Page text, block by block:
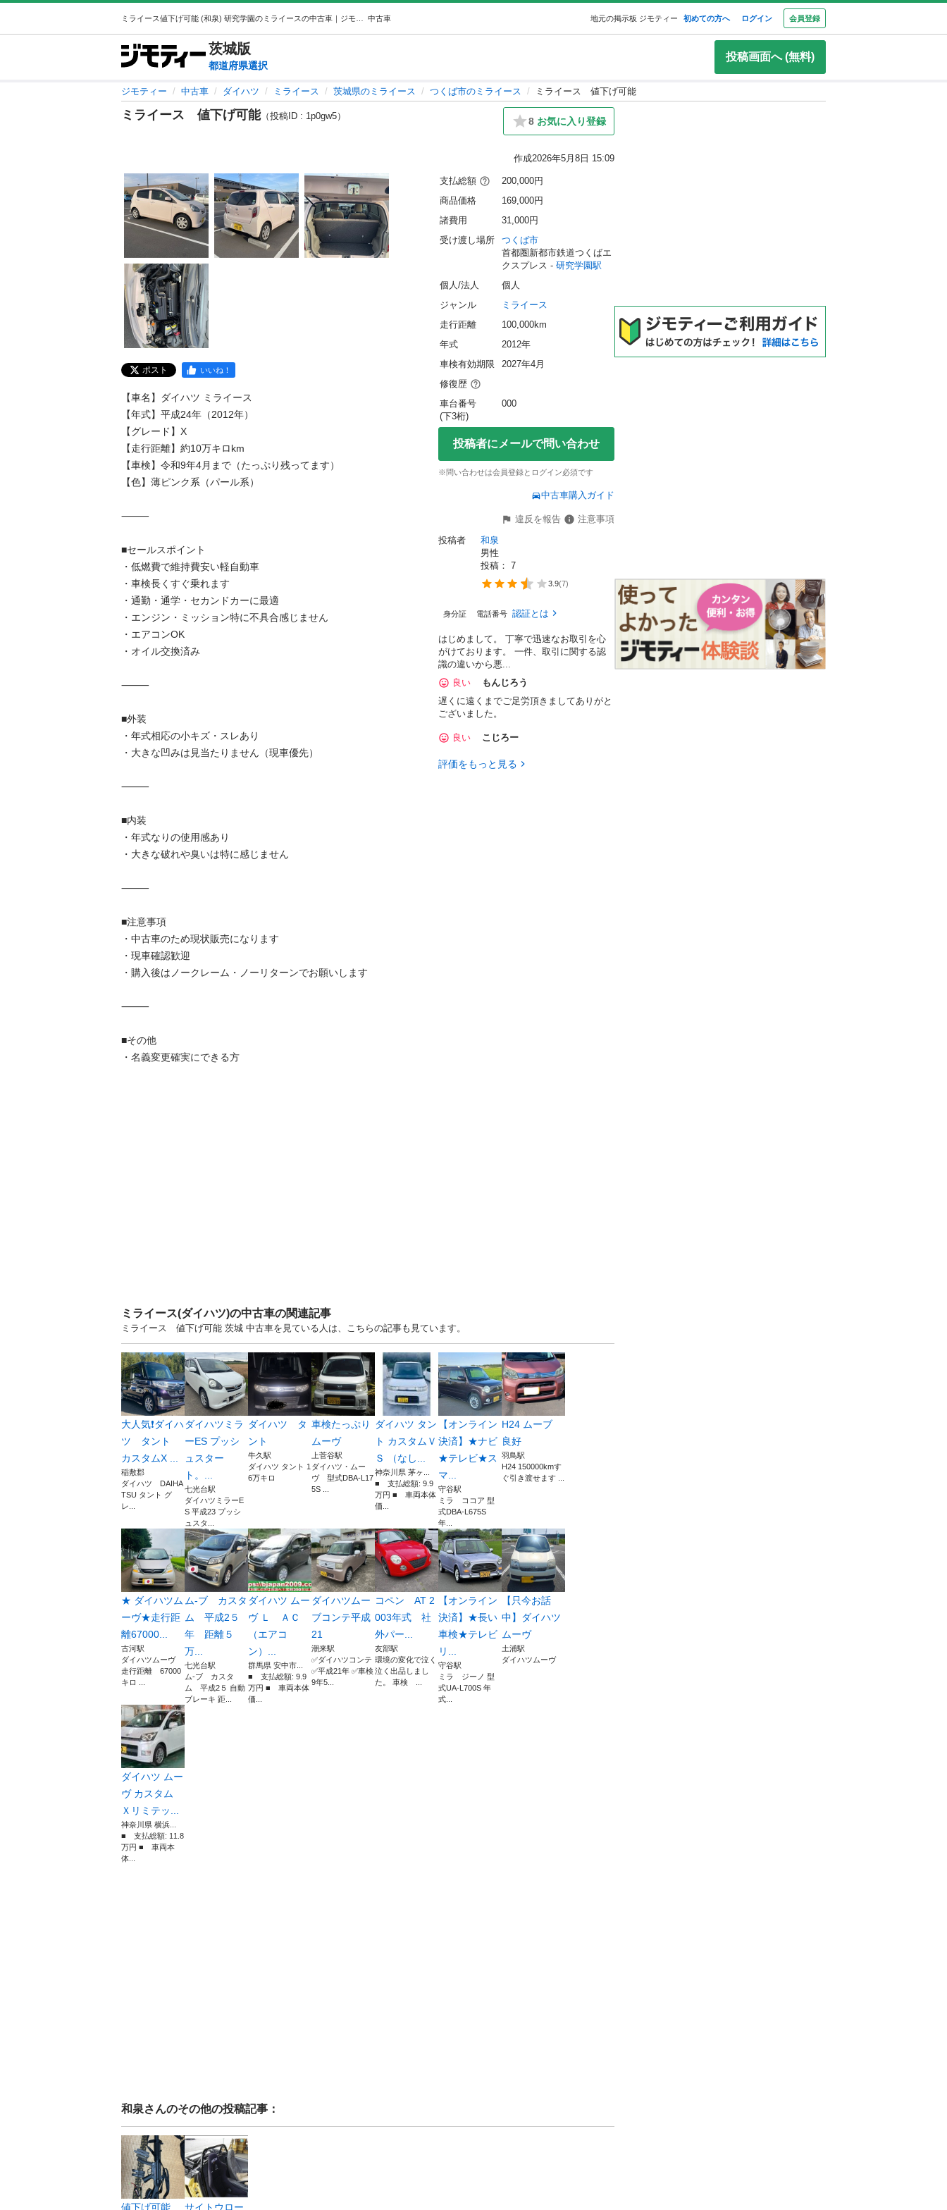
中古車 地元の掲示板 ジモティー 初めての方へ ログイン 会員登録
茨城版
都道府県選択
投稿画面へ (無料)
ジモティー 中古車 ダイハツ ミライース 茨城県のミライース つくば市のミライース ミライース 値下げ可能
ミライース 値下げ可能（投稿ID : 1p0gw5） 8 お気に入り登録
作成2026年5月8日 15:09
ポスト いいね！
【車名】ダイハツ ミライース
【年式】平成24年（2012年）
【グレード】X
【走行距離】約10万キロkm
【車検】令和9年4月まで（たっぷり残ってます）
【色】薄ピンク系（パール系）
⸻
■セールスポイント
・低燃費で維持費安い軽自動車
・車検長くすぐ乗れます
・通勤・通学・セカンドカーに最適
・エンジン・ミッション特に不具合感じません
・エアコンOK
・オイル交換済み
⸻
■外装
・年式相応の小キズ・スレあり
・大きな凹みは見当たりません（現車優先）
⸻
■内装
・年式なりの使用感あり
・大きな破れや臭いは特に感じません
⸻
■注意事項
・中古車のため現状販売になります
・現車確認歓迎
・購入後はノークレーム・ノーリターンでお願いします
⸻
■その他
・名義変更確実にできる方
支払総額
200,000円
商品価格
169,000円
諸費用
31,000円
受け渡し場所
つくば市
首都圏新都市鉄道つくばエ
クスプレス - 研究学園駅
個人/法人
個人
ジャンル
ミライース
走行距離
100,000km
年式
2012年
車検有効期限
2027年4月
修復歴
車台番号
(下3桁)
000
投稿者にメールで問い合わせ
※問い合わせは会員登録とログイン必須です
中古車購入ガイド
違反を報告
注意事項
投稿者
和泉
男性
投稿： 7
3.9(7)
身分証 電話番号 認証とは
はじめまして。 丁寧で迅速なお取引を心
がけております。 一件、取引に関する認
識の違いから悪...
良い
もんじろう
遅くに遠くまでご足労頂きましてありがと
ございました。
良い こじろー
評価をもっと見る
ミライース(ダイハツ)の中古車の関連記事
ミライース 値下げ可能 茨城 中古車を見ている人は、こちらの記事も見ています。
大人気❗ダイハ
ツ タント
カスタムX ...
稲敷郡
ダイハツ DAIHA
TSU タント グ
レ...
ダイハツミラ
ーES プッシ
ュスター
ト。...
七光台駅
ダイハツミラーE
S 平成23 プッシ
ュスタ...
ダイハツ タ
ント
牛久駅
ダイハツ タント 1
6万キロ
車検たっぷり
ムーヴ
上菅谷駅
ダイハツ・ムー
ヴ 型式DBA-L17
5S ...
ダイハツ タン
ト カスタムＶ
Ｓ （なし...
神奈川県 茅ヶ...
■ 支払総額: 9.9
万円 ■ 車両本体
価...
【オンライン
決済】★ナビ
★テレビ★ス
マ...
守谷駅
ミラ ココア 型
式DBA-L675S
年...
H24 ムーブ
良好
羽鳥駅
H24 150000kmす
ぐ引き渡せます ...
★ ダイハツム
ーヴ★走行距
離67000...
古河駅
ダイハツムーヴ
走行距離 67000
キロ ...
ム-ブ カスタ
ム 平成2５
年 距離５
万...
七光台駅
ム-ブ カスタ
ム 平成2５ 自動
ブレーキ 距...
ダイハツ ムー
ヴ Ｌ ＡＣ
（エアコ
ン）...
群馬県 安中市...
■ 支払総額: 9.9
万円 ■ 車両本体
価...
ダイハツムー
ブコンテ平成
21
潮来駅
✅ダイハツコンテ
✅平成21年 ✅車検
9年5...
コペン AT 2
003年式 社
外パー...
友部駅
環境の変化で泣く
泣く出品しまし
た。 車検 ...
【オンライン
決済】★長い
車検★テレビ
リ...
守谷駅
ミラ ジーノ 型
式UA-L700S 年
式...
【只今お話
中】ダイハツ
ムーヴ
土浦駅
ダイハツムーヴ
ダイハツ ムー
ヴ カスタム
Ｘリミテッ...
神奈川県 横浜...
■ 支払総額: 11.8
万円 ■ 車両本
体...
和泉さんのその他の投稿記事：
値下げ可能 サイトウロー